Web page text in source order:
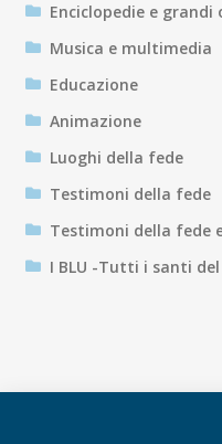
Enciclopedie e grandi
Musica e multimedia
Educazione
Animazione
Luoghi della fede
Testimoni della fede
Testimoni della fede
I BLU -Tutti i santi del